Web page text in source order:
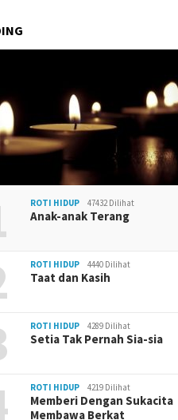
ROTI HIDUP 47432 Dilihat
Anak-anak Terang
ROTI HIDUP 4440 Dilihat
Taat dan Kasih
ROTI HIDUP 4289 Dilihat
Setia Tak Pernah Sia-sia
ROTI HIDUP 4219 Dilihat
Memberi Dengan Sukacita
Membawa Berkat